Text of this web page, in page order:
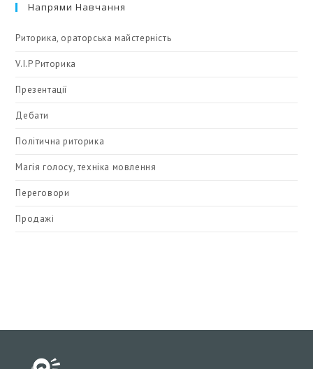
Напрями Навчання
Риторика, ораторська майстерність
V.I.P Риторика
Презентації
Дебати
Політична риторика
Магія голосу, техніка мовлення
Переговори
Продажі